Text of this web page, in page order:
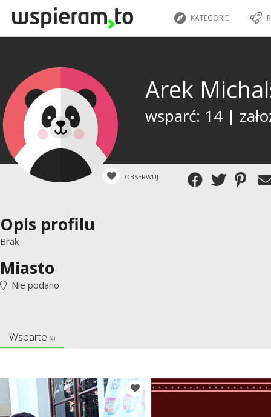
KATEGORIE
Arek
wsparć: 14 |
OBSERWUJ
Opis profilu
Brak
Miasto
Nie podano
Wsparte (4)